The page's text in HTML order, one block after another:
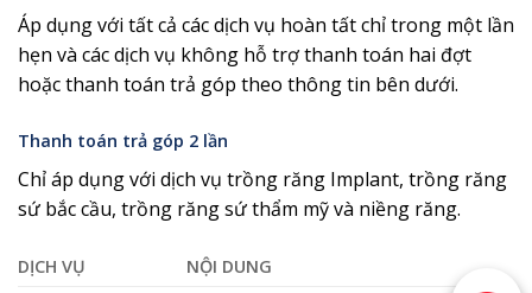
Áp dụng với tất cả các dịch vụ hoàn tất chỉ trong một lần
hẹn và các dịch vụ không hỗ trợ thanh toán hai đợt
hoặc thanh toán trả góp theo thông tin bên dưới.
Thanh toán trả góp 2 lần
Chỉ áp dụng với dịch vụ trồng răng Implant, trồng răng
sứ bắc cầu, trồng răng sứ thẩm mỹ và niềng răng.
DỊCH VỤ NỘI DUNG